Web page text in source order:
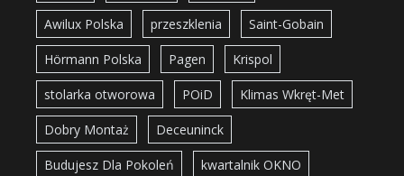
Awilux Polska przeszklenia Saint-Gobain
Hörmann Polska Pagen Krispol
stolarka otworowa POiD Klimas Wkręt-Met
Dobry Montaż Deceuninck
Budujesz Dla Pokoleń kwartalnik OKNO